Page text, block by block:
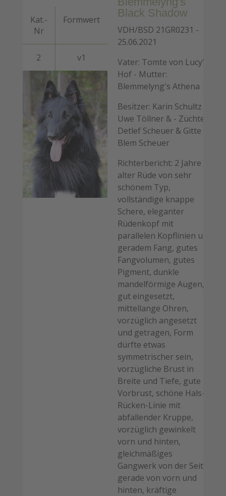
Kat.-
Nr
Formwert
2 v1
Black Shadow
VDH/BSD 21GR0231 -
25.06.2021
Vater: Tomte von Lucy's
Hof - Mutter:
Blemmelyng's Athena
Besitzer: Karin Schultz
Uwe Töllner & - Züchter:
Detlef Scheuer & Gitte
Blem Scheuer
Richterbericht: 2 Jahre
alter Rüde von sehr
schönem Typ,
vollständige knappe
Schere, eleganter
Rüdenkopf mit
parallelen Kopflinien und
geradem Fang, gutes
Fangvolumen, gutes
Pigment, dunkle
mandelförmige Augen,
gut eingesetzt,
mittellange Ohren,
vorzüglich angesetzt
und getragen, Form
dürfte etwas
symmetrischer sein,
vorzügliche Brust in
Breite und Tiefe, gute
Vorbrust, schöne Hals-
Rücken-Linie mit
abfallender Kruppe,
vorzüglich gewinkelt
vorn und hinten,
gleichmäßiges
Gangwerk von der Seite,
gerade von vorn und
hinten, kräftige